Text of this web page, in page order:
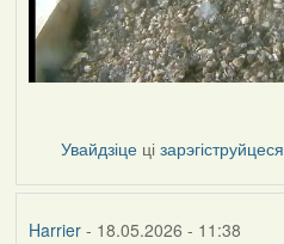
Увайдзіце цізарэгіструйцеся
Harrier- 18.05.2026 - 11:38